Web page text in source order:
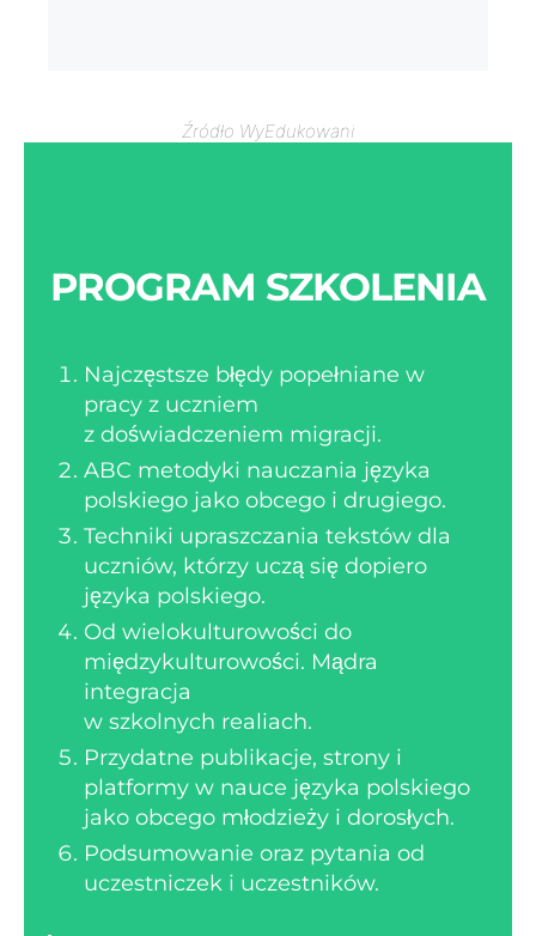
Źródło WyEdukowani
PROGRAM SZKOLENIA
Najczęstsze błędy popełniane w
pracy z uczniem
z doświadczeniem migracji.
ABC metodyki nauczania języka
polskiego jako obcego i drugiego.
Techniki upraszczania tekstów dla
uczniów, którzy uczą się dopiero
języka polskiego.
Od wielokulturowości do
międzykulturowości. Mądra
integracja
w szkolnych realiach.
Przydatne publikacje, strony i
platformy w nauce języka polskiego
jako obcego młodzieży i dorosłych.
Podsumowanie oraz pytania od
uczestniczek i uczestników.